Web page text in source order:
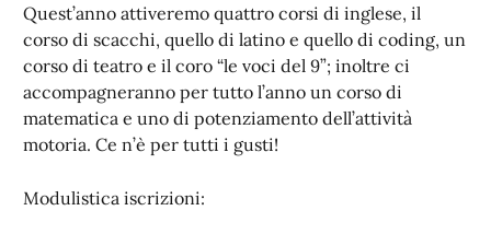
Quest’anno attiveremo quattro corsi di inglese, il
corso di scacchi, quello di latino e quello di coding, un
corso di teatro e il coro “le voci del 9”; inoltre ci
accompagneranno per tutto l’anno un corso di
matematica e uno di potenziamento dell’attività
motoria. Ce n’è per tutti i gusti!
Modulistica iscrizioni: